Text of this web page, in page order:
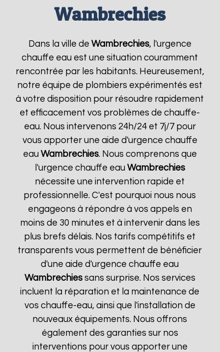
Wambrechies
Dans la ville de Wambrechies, l'urgence
chauffe eau est une situation couramment
rencontrée par les habitants. Heureusement,
notre équipe de plombiers expérimentés est
à votre disposition pour résoudre rapidement
et efficacement vos problèmes de chauffe-
eau. Nous intervenons 24h/24 et 7j/7 pour
vous apporter une aide d'urgence chauffe
eau Wambrechies. Nous comprenons que
l'urgence chauffe eau Wambrechies
nécessite une intervention rapide et
professionnelle. C'est pourquoi nous nous
engageons à répondre à vos appels en
moins de 30 minutes et à intervenir dans les
plus brefs délais. Nos tarifs compétitifs et
transparents vous permettent de bénéficier
d'une aide d'urgence chauffe eau
Wambrechiessans surprise. Nos services
incluent la réparation et la maintenance de
vos chauffe-eau, ainsi que l'installation de
nouveaux équipements. Nous offrons
également des garanties sur nos
interventions pour vous apporter une